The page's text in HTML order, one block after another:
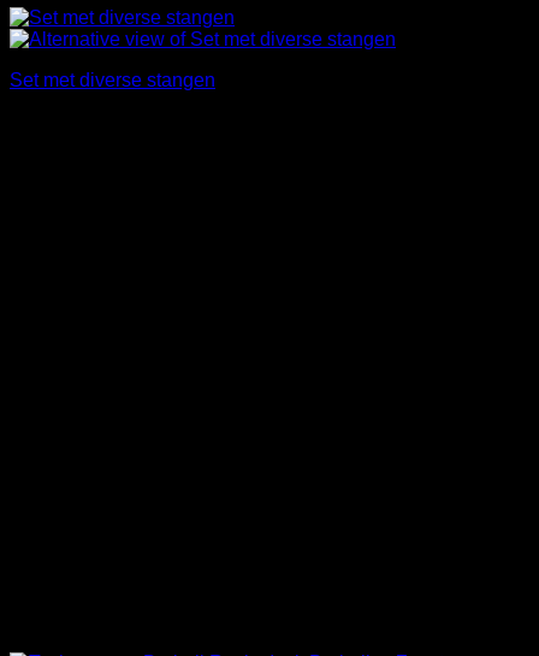
Set met diverse stangen